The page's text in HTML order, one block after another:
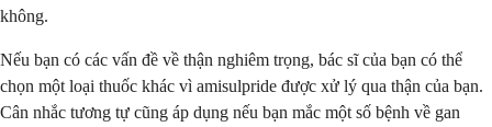
không.
Nếu bạn có các vấn đề về thận nghiêm trọng, bác sĩ của bạn có thể
chọn một loại thuốc khác vì amisulpride được xử lý qua thận của bạn.
Cân nhắc tương tự cũng áp dụng nếu bạn mắc một số bệnh về gan